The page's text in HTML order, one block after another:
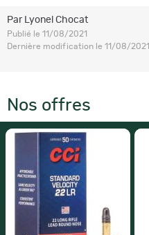
Par Lyonel Chocat
Publié le 11/08/2021
Dernière modification le 11/08/2021
Nos offres